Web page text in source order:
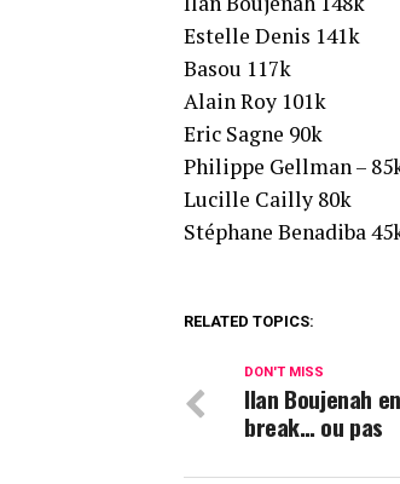
Estelle Denis 141k
Basou 117k
Alain Roy 101k
Eric Sagne 90k
Philippe Gellman –
Lucille Cailly 80k
Stéphane Benadiba
RELATED TOPICS:
DON'T MISS
Ilan Boujenah
break… ou pas